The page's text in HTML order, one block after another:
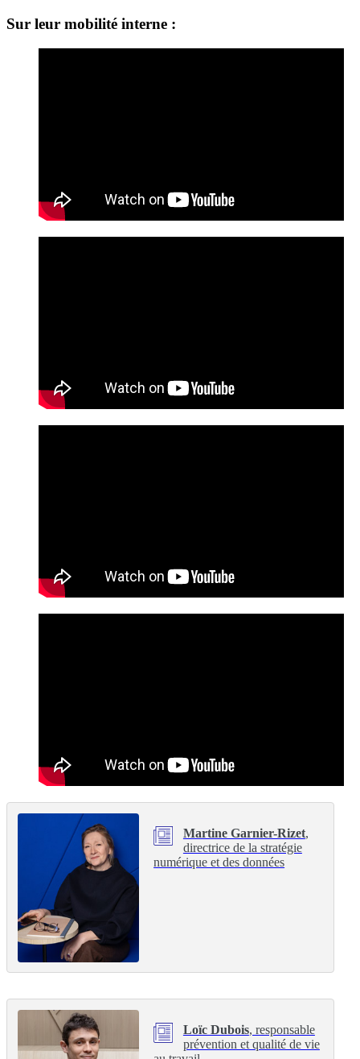
Sur leur mobilité interne :
Martine Garnier-Rizet,
directrice de la stratégie
numérique et des données
Loïc Dubois, responsable
prévention et qualité de vie